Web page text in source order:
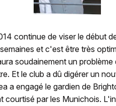
continue de viser le début
et c'est être très
soudainement un problème
Et le club a dû digérer un
a engagé le gardien de
courtisé par les Munichois.